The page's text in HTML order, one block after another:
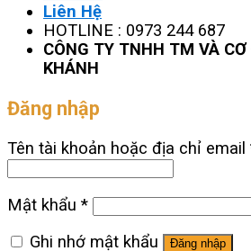
Liên Hệ
HOTLINE : 0973 244 687
CÔNG TY TNHH TM VÀ
KHÁNH
Đăng nhập
Tên tài khoản hoặc địa chỉ email
Mật khẩu *
Ghi nhớ mật khẩu
Đăng nhập